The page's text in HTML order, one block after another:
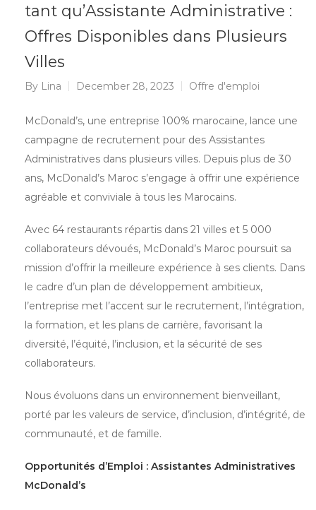
tant qu’Assistante Administrative :
Offres Disponibles dans Plusieurs
Villes
By Lina December 28, 2023 Offre d'emploi
McDonald’s, une entreprise 100% marocaine, lance une
campagne de recrutement pour des Assistantes
Administratives dans plusieurs villes. Depuis plus de 30
ans, McDonald’s Maroc s’engage à offrir une expérience
agréable et conviviale à tous les Marocains.
Avec 64 restaurants répartis dans 21 villes et 5 000
collaborateurs dévoués, McDonald’s Maroc poursuit sa
mission d’offrir la meilleure expérience à ses clients. Dans
le cadre d’un plan de développement ambitieux,
l’entreprise met l’accent sur le recrutement, l’intégration,
la formation, et les plans de carrière, favorisant la
diversité, l’équité, l’inclusion, et la sécurité de ses
collaborateurs.
Nous évoluons dans un environnement bienveillant,
porté par les valeurs de service, d’inclusion, d’intégrité, de
communauté, et de famille.
Opportunités d’Emploi : Assistantes Administratives
McDonald’s